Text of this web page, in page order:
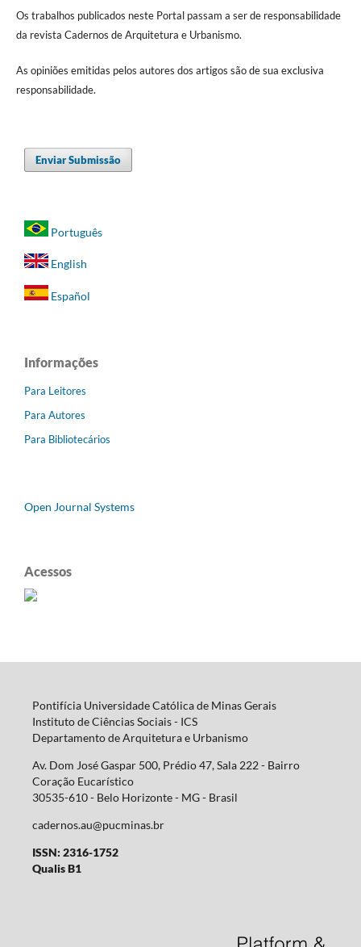
Os trabalhos publicados neste Portal passam a ser de responsabilidade
da revista Cadernos de Arquitetura e Urbanismo.
As opiniões emitidas pelos autores dos artigos são de sua exclusiva
responsabilidade.
Enviar Submissão
Português
English
Español
Informações
Para Leitores
Para Autores
Para Bibliotecários
Open Journal Systems
Acessos
Pontifícia Universidade Católica de Minas Gerais
Instituto de Ciências Sociais - ICS
Departamento de Arquitetura e Urbanismo
Av. Dom José Gaspar 500, Prédio 47, Sala 222 - Bairro
Coração Eucarístico
30535-610 - Belo Horizonte - MG - Brasil
cadernos.au@pucminas.br
ISSN: 2316-1752
Qualis B1